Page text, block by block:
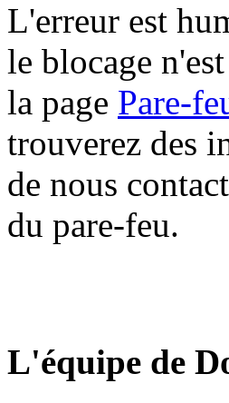
L'erreur est
le blocage
la page Pare-
trouverez des
de nous
du pare-feu.
L'équipe de